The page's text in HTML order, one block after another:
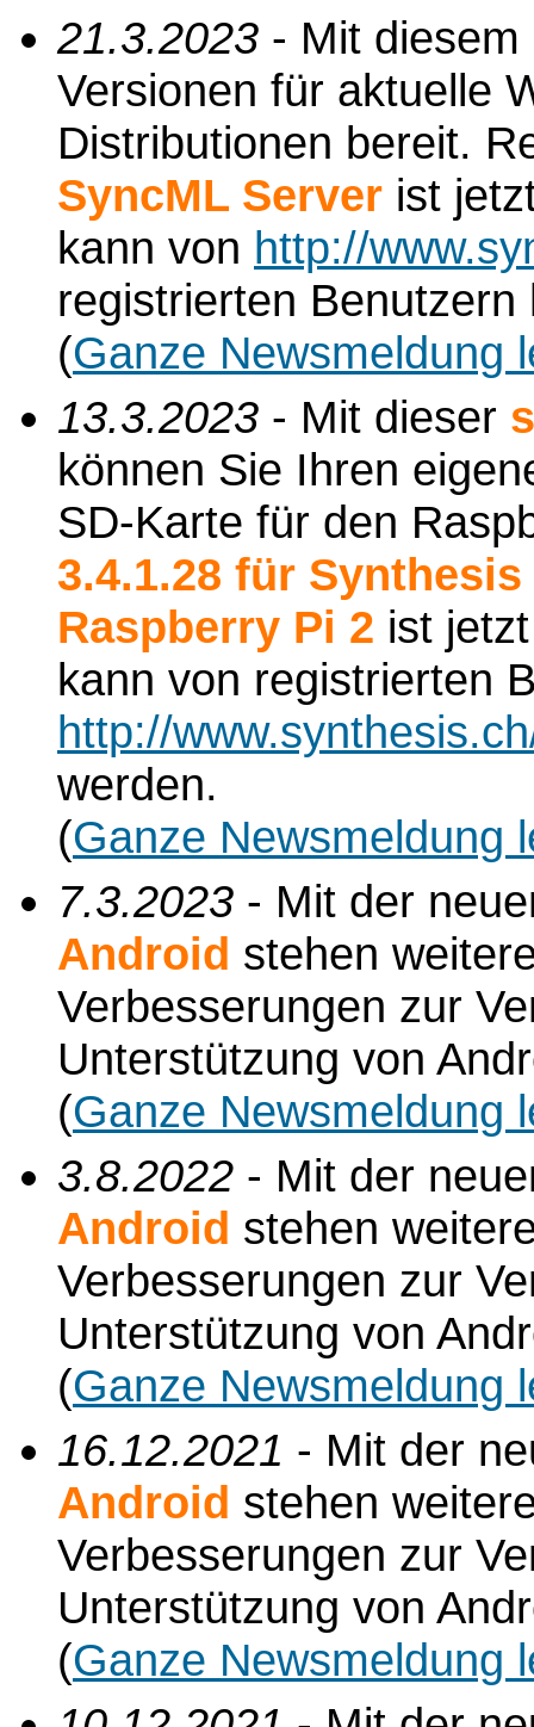
21.3.2023 - Mit diesem
Versionen für aktuelle
Distributionen bereit.
SyncML Server ist
kann von http://
registrierten
(Ganze Newsmeldung
13.3.2023 - Mit dieser
können Sie Ihren
SD-Karte für den
3.4.1.28 für
Raspberry Pi 2 ist
kann von registrierten
http://
werden.
(Ganze Newsmeldung
7.3.2023 - Mit der
Android stehen
Verbesserungen zur
Unterstützung von
(Ganze Newsmeldung
3.8.2022 - Mit der
Android stehen
Verbesserungen zur
Unterstützung von
(Ganze Newsmeldung
16.12.2021 - Mit der
Android stehen
Verbesserungen zur
Unterstützung von
(Ganze Newsmeldung